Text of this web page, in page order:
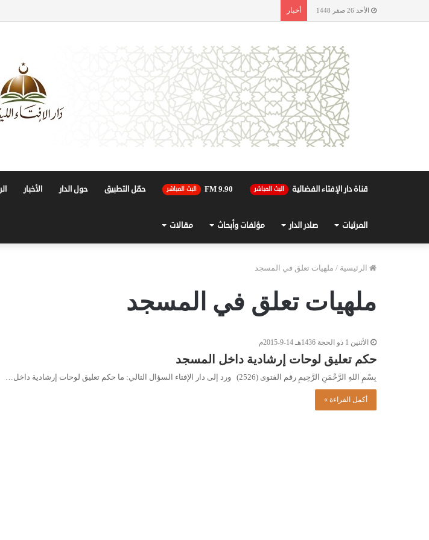
الأحد 26 صفر 1448 أخبار
قناة دار الإفتاء الفضائية البث المباشر 90.FM 9 البث المباشر حمّل التطبيق حول الدار الأخبار
المرئيات صادر الدار مؤلفات وأبحاث مقالات
الرئيسية / ملهيات تعلق في المسجد
ملهيات تعلق في المسجد
الأثنين 1 ذو الحجة 1436هـ 14-9-2015م
حكم تعليق لوحات إرشادية داخل المسجد
بِسْمِ اللهِ الرَّحْمَنِ الرَّحِيمِ رقم الفتوى (2526) ورد إلى دار الإفتاء السؤال التالي: ما حكم تعليق لوحات إرشادية داخل…
أكمل القراءة »